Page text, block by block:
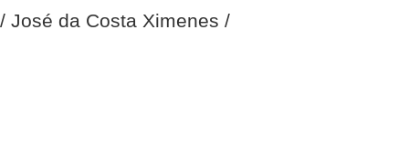
/ José da Costa Ximenes /